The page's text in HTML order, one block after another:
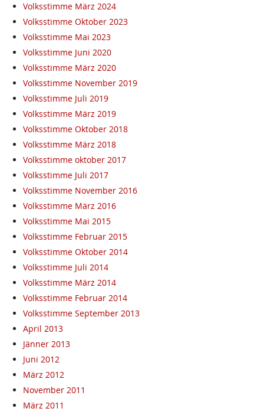
Volksstimme März 2024
Volksstimme Oktober 2023
Volksstimme Mai 2023
Volksstimme Juni 2020
Volksstimme März 2020
Volksstimme November 2019
Volksstimme Juli 2019
Volksstimme März 2019
Volksstimme Oktober 2018
Volksstimme März 2018
Volksstimme oktober 2017
Volksstimme Juli 2017
Volksstimme November 2016
Volksstimme März 2016
Volksstimme Mai 2015
Volksstimme Februar 2015
Volksstimme Oktober 2014
Volksstimme Juli 2014
Volksstimme März 2014
Volksstimme Februar 2014
Volksstimme September 2013
April 2013
Jänner 2013
Juni 2012
März 2012
November 2011
März 2011